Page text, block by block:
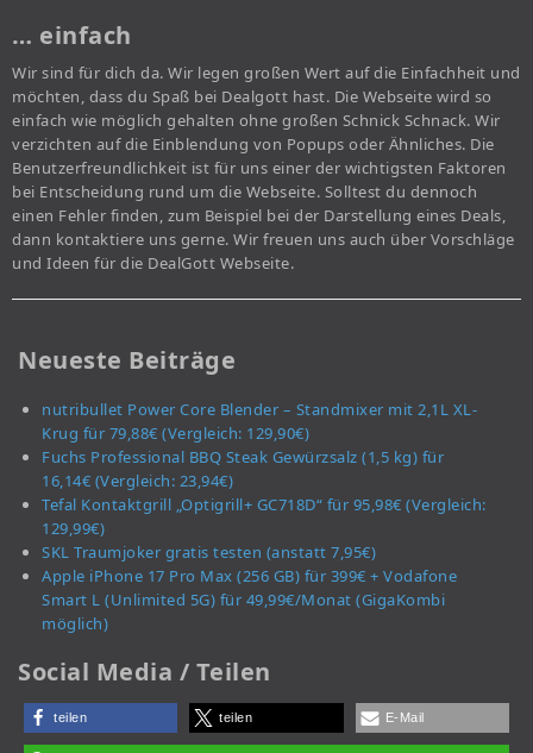
… einfach
Wir sind für dich da. Wir legen großen Wert auf die Einfachheit und
möchten, dass du Spaß bei Dealgott hast. Die Webseite wird so
einfach wie möglich gehalten ohne großen Schnick Schnack. Wir
verzichten auf die Einblendung von Popups oder Ähnliches. Die
Benutzerfreundlichkeit ist für uns einer der wichtigsten Faktoren
bei Entscheidung rund um die Webseite. Solltest du dennoch
einen Fehler finden, zum Beispiel bei der Darstellung eines Deals,
dann kontaktiere uns gerne. Wir freuen uns auch über Vorschläge
und Ideen für die DealGott Webseite.
Neueste Beiträge
nutribullet Power Core Blender – Standmixer mit 2,1L XL-
Krug für 79,88€ (Vergleich: 129,90€)
Fuchs Professional BBQ Steak Gewürzsalz (1,5 kg) für
16,14€ (Vergleich: 23,94€)
Tefal Kontaktgrill „Optigrill+ GC718D“ für 95,98€ (Vergleich:
129,99€)
SKL Traumjoker gratis testen (anstatt 7,95€)
Apple iPhone 17 Pro Max (256 GB) für 399€ + Vodafone
Smart L (Unlimited 5G) für 49,99€/Monat (GigaKombi
möglich)
Social Media / Teilen
teilen teilen E-Mail